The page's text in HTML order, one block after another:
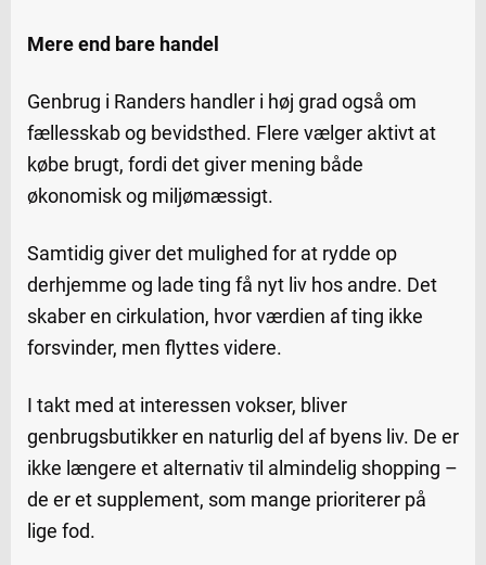
Mere end bare handel
Genbrug i Randers handler i høj grad også om
fællesskab og bevidsthed. Flere vælger aktivt at
købe brugt, fordi det giver mening både
økonomisk og miljømæssigt.
Samtidig giver det mulighed for at rydde op
derhjemme og lade ting få nyt liv hos andre. Det
skaber en cirkulation, hvor værdien af ting ikke
forsvinder, men flyttes videre.
I takt med at interessen vokser, bliver
genbrugsbutikker en naturlig del af byens liv. De er
ikke længere et alternativ til almindelig shopping –
de er et supplement, som mange prioriterer på
lige fod.